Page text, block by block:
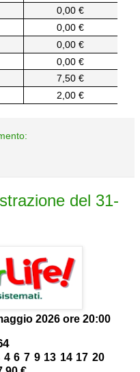
0,00 €
0,00 €
0,00 €
0,00 €
7,50 €
2,00 €
del 31-
2026 ore 20:00
4 6 7 9 13 14 17 20